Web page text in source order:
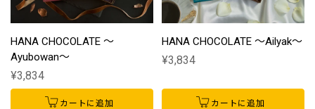
HANA CHOCOLATE 〜
Ayubowan〜
¥3,834
カートに追加
HANA CHOCOLATE 〜Ailyak〜
¥3,834
カートに追加